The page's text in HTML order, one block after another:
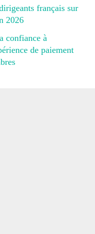
français sur
2026
confiance à
de paiement